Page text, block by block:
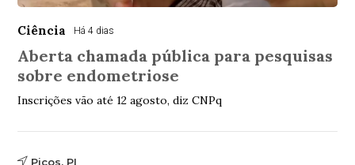
Ciência Há 4 dias
Aberta chamada pública para pesquisas
sobre endometriose
Inscrições vão até 12 agosto, diz CNPq
Picos, PI